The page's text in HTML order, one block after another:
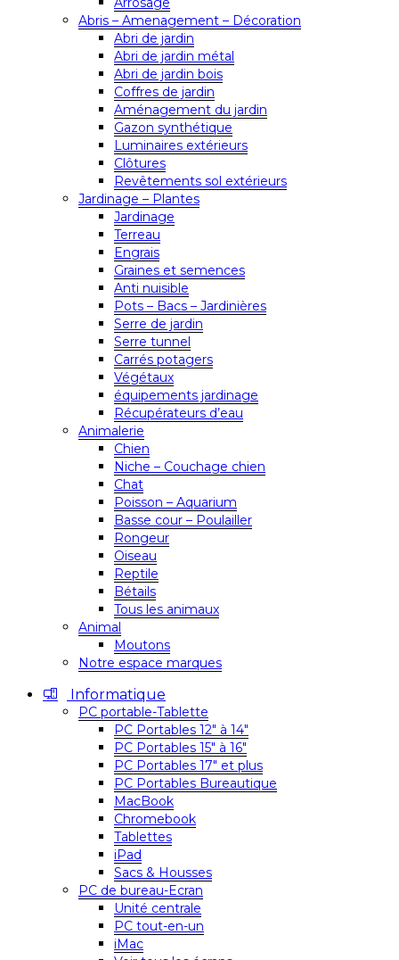
Abris – Amenagement – Décoration
Abri de jardin
Abri de jardin métal
Abri de jardin bois
Coffres de jardin
Aménagement du jardin
Gazon synthétique
Luminaires extérieurs
Clôtures
Revêtements sol extérieurs
Jardinage – Plantes
Jardinage
Terreau
Engrais
Graines et semences
Anti nuisible
Pots – Bacs – Jardinières
Serre de jardin
Serre tunnel
Carrés potagers
Végétaux
équipements jardinage
Récupérateurs d’eau
Animalerie
Chien
Niche – Couchage chien
Chat
Poisson – Aquarium
Basse cour – Poulailler
Rongeur
Oiseau
Reptile
Bétails
Tous les animaux
Animal
Moutons
Notre espace marques
Informatique
PC portable-Tablette
PC Portables 12″ à 14″
PC Portables 15″ à 16″
PC Portables 17″ et plus
PC Portables Bureautique
MacBook
Chromebook
Tablettes
iPad
Sacs & Housses
PC de bureau-Ecran
Unité centrale
PC tout-en-un
iMac